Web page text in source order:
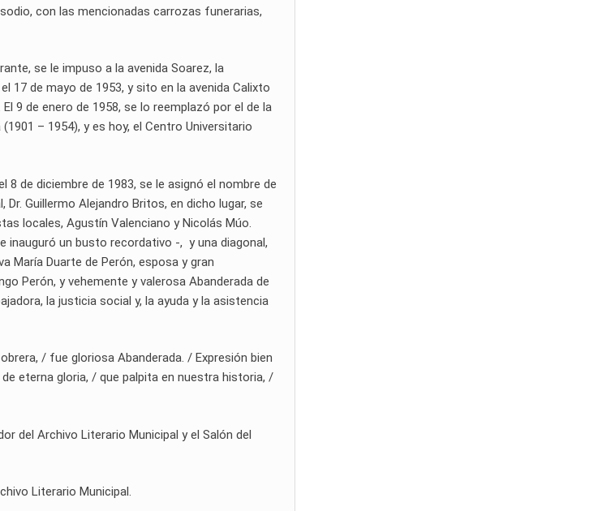
con las mencionadas carrozas funerarias,
se le impuso a la avenida Soarez, la
17 de mayo de 1953, y sito en la avenida Calixto
9 de enero de 1958, se lo reemplazó por el de la
– 1954), y es hoy, el Centro Universitario
de diciembre de 1983, se le asignó el nombre de
Guillermo Alejandro Britos, en dicho lugar, se
locales, Agustín Valenciano y Nicolás Múo.
inauguró un busto recordativo -, y una diagonal,
María Duarte de Perón, esposa y gran
Perón, y vehemente y valerosa Abanderada de
la justicia social y, la ayuda y la asistencia
/ fue gloriosa Abanderada. / Expresión bien
eterna gloria, / que palpita en nuestra historia, /
del Archivo Literario Municipal y el Salón del
Literario Municipal.